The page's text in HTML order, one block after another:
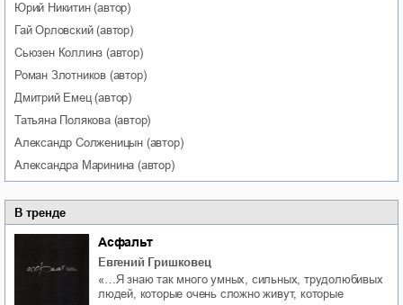
Юрий Никитин(автор)
Гай Орловский(автор)
Сьюзен Коллинз (автор)
Роман Злотников (автор)
Дмитрий Емец(автор)
Татьяна Полякова(автор)
Александр Солженицын (автор)
Александра Маринина (автор)
В тренде
Асфальт
Евгений Гришковец
«…Я знаю так много умных, сильных, трудолюбивых
людей, которые очень сложно живут, которые